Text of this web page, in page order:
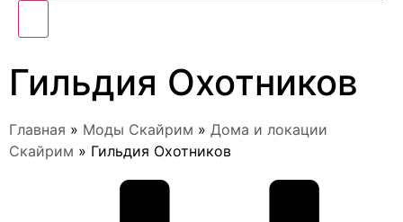
Гильдия Охотников
Главная » Моды Скайрим » Дома и локации
Скайрим » Гильдия Охотников